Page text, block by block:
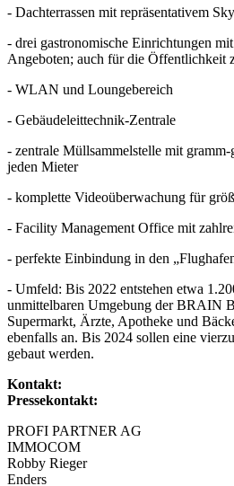
- Dachterrassen mit repräsentativem
- drei gastronomische Einrichtungen
Angeboten; auch für die Öffentlichkeit
- WLAN und Loungebereich
- Gebäudeleittechnik-Zentrale
- zentrale Müllsammelstelle mit
jeden Mieter
- komplette Videoüberwachung für
- Facility Management Office mit
- perfekte Einbindung in den
- Umfeld: Bis 2022 entstehen etwa
unmittelbaren Umgebung der BRAIN
Supermarkt, Ärzte, Apotheke und
ebenfalls an. Bis 2024 sollen eine
gebaut werden.
Kontakt:
Pressekontakt:
PROFI
IMMOCOM
Robby Rieger
Enders